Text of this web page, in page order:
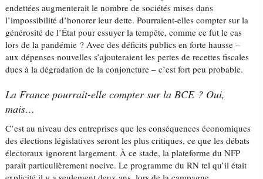
endettées augmenterait le nombre de sociétés mises dans
l’impossibilité d’honorer leur dette. Pourraient-elles compter sur la
générosité de l’État pour essuyer la tempête, comme ce fut le cas
lors de la pandémie ? Avec des déficits publics en forte hausse –
aux dépenses nouvelles s’ajouteraient les pertes de recettes fiscales
dues à la dégradation de la conjoncture – c’est fort peu probable.
La France pourrait-elle compter sur la BCE ? Oui,
mais…
C’est au niveau des entreprises que les conséquences économiques
des élections législatives seront les plus critiques, ce que les débats
électoraux ignorent largement. À ce stade, la plateforme du NFP
paraît particulièrement nocive. Le programme du RN tel qu’il était